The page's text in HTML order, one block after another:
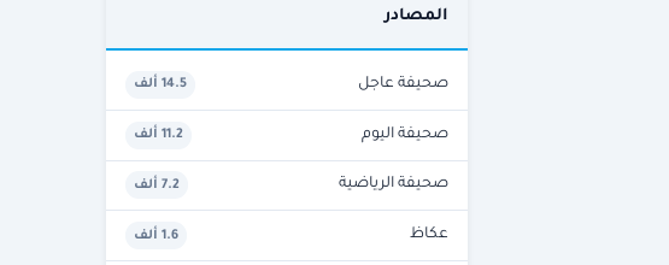
المصادر
صحيفة عاجل 14.5 ألف
صحيفة اليوم 11.2 ألف
صحيفة الرياضية 7.2 ألف
عكاظ 1.6 ألف